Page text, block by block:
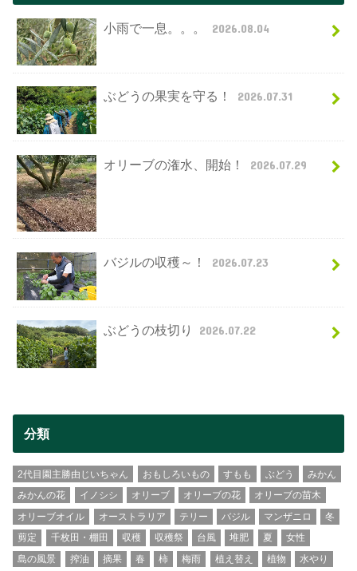
小雨で一息。。。 2026.08.04
ぶどうの果実を守る！ 2026.07.31
オリーブの潅水、開始！ 2026.07.29
バジルの収穫～！ 2026.07.23
ぶどうの枝切り 2026.07.22
分類
2代目園主勝由じいちゃん おもしろいもの すもも ぶどう
みかん
みかんの花
イノシシ オリーブ オリーブの花
オリーブの苗木
オリーブオイル
オーストラリア テリー バジル マンザニロ
冬
剪定
千枚田・棚田 収穫 収穫祭 台風 堆肥 夏
女性
島の風景
搾油 摘果 春 柿 梅雨 植え替え 植物
水やり